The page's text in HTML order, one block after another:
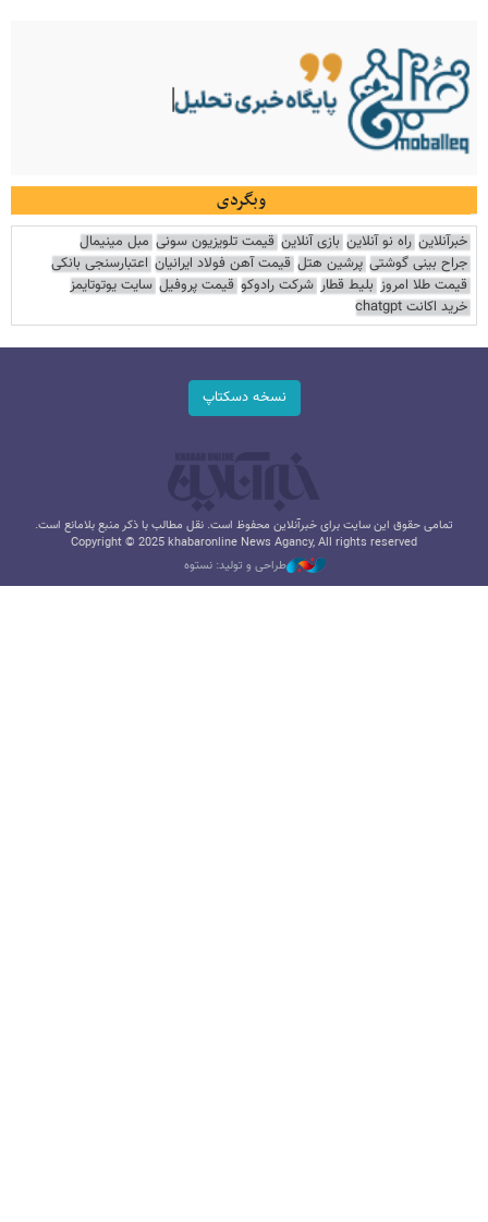
وبگردی
خبرآنلاین راه نو آنلاین بازی آنلاین قیمت تلویزیون سونی مبل مینیمال
جراح بینی گوشتی پرشین هتل قیمت آهن فولاد ایرانیان اعتبارسنجی بانکی
قیمت طلا امروز بلیط قطار شرکت رادوکو قیمت پروفیل سایت یوتوتایمز
خرید اکانت chatgpt
نسخه دسکتاپ
تمامی حقوق این سایت برای خبرآنلاین محفوظ است. نقل مطالب با ذکر منبع بلامانع است.
Copyright © 2025 khabaronline News Agancy, All rights reserved
طراحی و تولید: نستوه